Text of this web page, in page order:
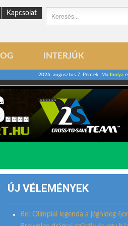
Kapcsolat
INTERJÚK
2026. augusztus 7. Péntek Ma Ibolya
ÚJ VÉLEMÉNYEK
Re: Olimpiai legenda a jéghideg